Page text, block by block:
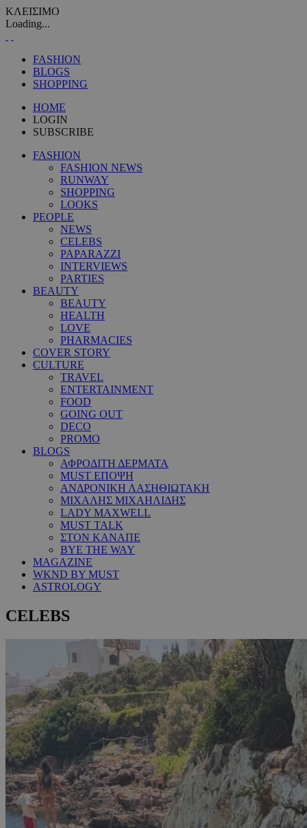
ΚΛΕΙΣΙΜΟ
Loading...
FASHION
BLOGS
SHOPPING
HOME
LOGIN
SUBSCRIBE
FASHION
FASHION NEWS
RUNWAY
SHOPPING
LOOKS
PEOPLE
NEWS
CELEBS
PAPARAZZI
INTERVIEWS
PARTIES
BEAUTY
BEAUTY
HEALTH
LOVE
PHARMACIES
COVER STORY
CULTURE
TRAVEL
ENTERTAINMENT
FOOD
GOING OUT
DECO
PROMO
BLOGS
ΑΦΡΟΔΙΤΗ ΔΕΡΜΑΤΑ
MUST ΕΠΟΨΗ
ΑΝΔΡΟΝΙΚΗ ΛΑΣΗΘΙΩΤΑΚΗ
ΜΙΧΑΛΗΣ ΜΙΧΑΗΛΙΔΗΣ
LADY MAXWELL
MUST TALK
ΣΤΟΝ ΚΑΝΑΠΕ
BYE THE WAY
MAGAZINE
WKND BY MUST
ASTROLOGY
CELEBS